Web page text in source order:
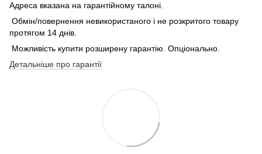
Адреса вказана на гарантійному талоні.
Обмін/повернення невикористаного і не розкритого товару
протягом 14 днів.
Можливість купити розширену гарантію. Опціонально.
Детальніше про гарантії